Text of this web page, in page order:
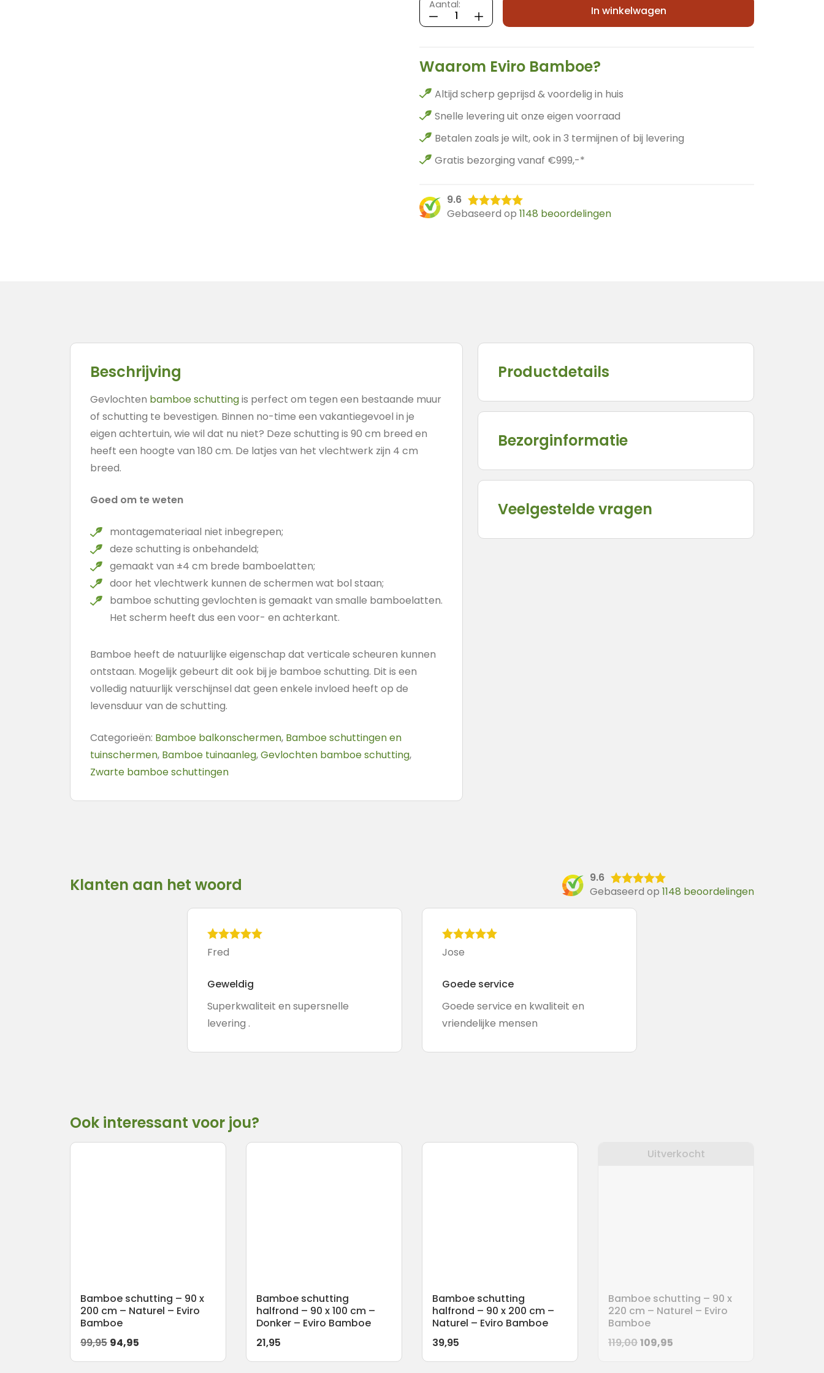
Aantal:
bamboe
schutting
-
90
cm
-
Bamboe
aantal
In winkelwagen
Waarom Eviro Bamboe?
Altijd scherp geprijsd & voordelig in huis
Snelle levering uit onze eigen voorraad
Betalen zoals je wilt, ook in 3 termijnen of bij levering
Gratis bezorging vanaf €999,-*
9.6
Gebaseerd op 1148 beoordelingen
Beschrijving
Gevlochten bamboe schuttingis perfect om tegen een bestaande muur
of schutting te bevestigen. Binnen no-time een vakantiegevoel in je
eigen achtertuin, wie wil dat nu niet? Deze schutting is 90 cm breed en
heeft een hoogte van 180 cm. De latjes van het vlechtwerk zijn 4 cm
breed.
Goed om te weten
montagemateriaal niet inbegrepen;
deze schutting is onbehandeld;
gemaakt van ±4 cm brede bamboelatten;
door het vlechtwerk kunnen de schermen wat bol staan;
bamboe schutting gevlochten is gemaakt van smalle bamboelatten.
Het scherm heeft dus een voor- en achterkant.
Bamboe heeft de natuurlijke eigenschap dat verticale scheuren kunnen
ontstaan. Mogelijk gebeurt dit ook bij je bamboe schutting. Dit is een
volledig natuurlijk verschijnsel dat geen enkele invloed heeft op de
levensduur van de schutting.
Categorieën: Bamboe balkonschermen, Bamboe schuttingen en
tuinschermen, Bamboe tuinaanleg,Gevlochten bamboe schutting,
Zwarte bamboe schuttingen
Productdetails
Bezorginformatie
Veelgestelde vragen
Klanten aan het woord
9.6
Gebaseerd op 1148 beoordelingen
Fred
Geweldig
Superkwaliteit en supersnelle
levering .
Jose
Goede service
Goede service en kwaliteit en
vriendelijke mensen
Ook interessant voor jou?
Bamboe schutting – 90 x
200 cm – Naturel – Eviro
Bamboe
99,95 Oorspronkelijke
prijs
94,95
prijs
Bamboe schutting
halfrond – 90 x 100 cm –
Donker – Eviro Bamboe
21,95
Bamboe schutting
halfrond – 90 x 200 cm –
Naturel – Eviro Bamboe
39,95
Uitverkocht
Bamboe schutting – 90 x
220 cm – Naturel – Eviro
Bamboe
119,00Oorspronkelijke
109,95